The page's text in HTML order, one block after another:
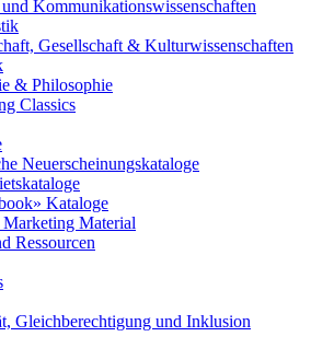
Kommunikationswissenschaften
Gesellschaft & Kulturwissenschaften
& Philosophie
Classics
Neuerscheinungskataloge
Kataloge
Marketing Material
Ressourcen
Gleichberechtigung und Inklusion